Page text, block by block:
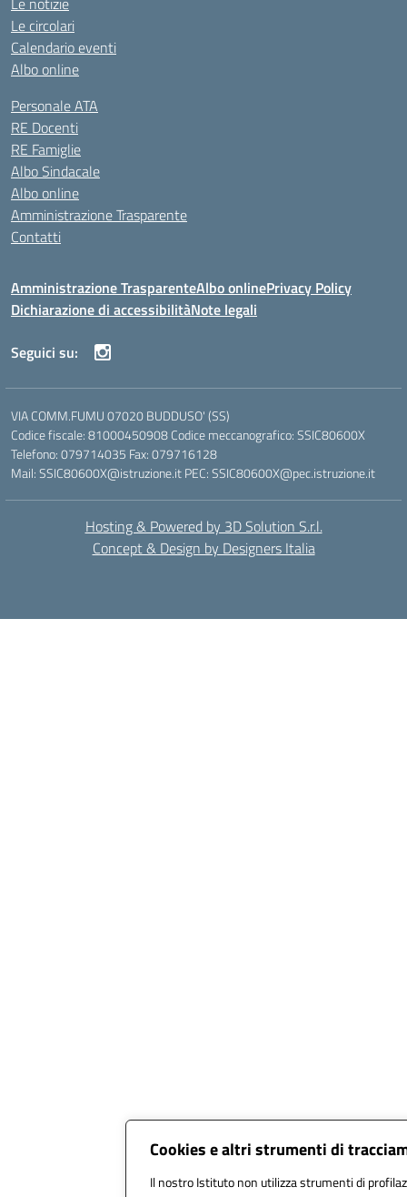
Cookies e altri strumenti di
Il nostro Istituto non utilizza strumenti di
Le circolari
Calendario eventi
Albo online
Personale ATA
RE Docenti
RE Famiglie
Albo Sindacale
Albo online
Amministrazione Trasparente
Contatti
Amministrazione TrasparenteAlbo onlinePrivacy Policy
Dichiarazione di accessibilitàNote legali
Seguici su:
VIA COMM.FUMU 07020 BUDDUSO' (SS)
Codice fiscale: 81000450908 Codice meccanografico: SSIC80600X
Telefono: 079714035 Fax: 079716128
Mail: SSIC80600X@istruzione.it PEC: SSIC80600X@pec.istruzione.it
Hosting & Powered by 3D Solution S.r.l.
Concept & Design by Designers Italia